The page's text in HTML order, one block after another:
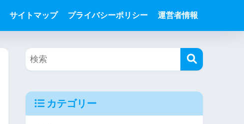
サイトマップ プライバシーポリシー 運営者情報
カテゴリー